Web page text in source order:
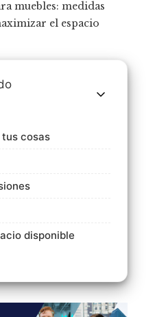
cosas
disponible